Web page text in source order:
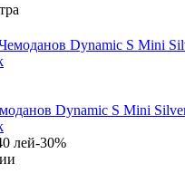
Dynamic S Mini
лей-30%